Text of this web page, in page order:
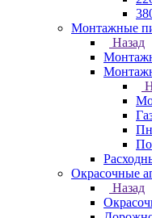
Монтажные
Назад
Окрасочные
Назад